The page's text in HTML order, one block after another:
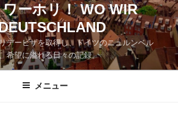
ーホリ！ WO WIR
デービザを取得し、ドイツのニュルンベル
希望に溢れる日々の記録。
メニュー